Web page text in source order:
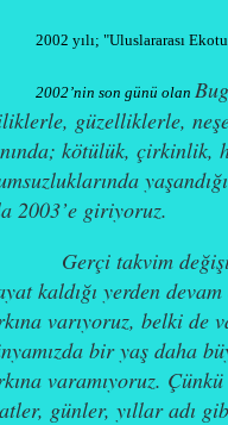
2002 yılı; "Uluslararası
2002’nin son günü olan
güzelliklerle,
kötülük, çirkinlik,
2003’e giriyoruz.
Gerçi takvim
kaldığı yerden
varıyoruz, belki de
bir yaş daha
varamıyoruz.
günler, yıllar adı